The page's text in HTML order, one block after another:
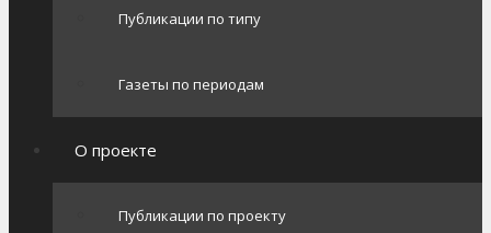
Публикации по типу
Газеты по периодам
О проекте
Публикации по проекту